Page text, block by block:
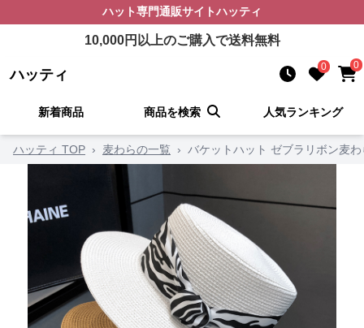
ハット専門通販サイトハッティ
10,000円以上のご購入で送料無料
ハッティ 0 0
新着商品 商品を検索 人気ランキング
ハッティ TOP › 麦わらの一覧 › バケットハット ゼブラリボン麦